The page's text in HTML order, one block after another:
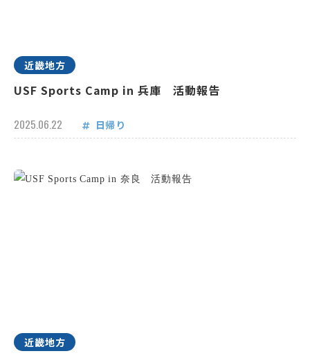
近畿地方
USF Sports Camp in 兵庫 活動報告
2025.06.22 日帰り
近畿地方